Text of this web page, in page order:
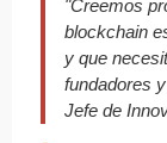
"Creemos
blockchain
y que
fundadores
Jefe de